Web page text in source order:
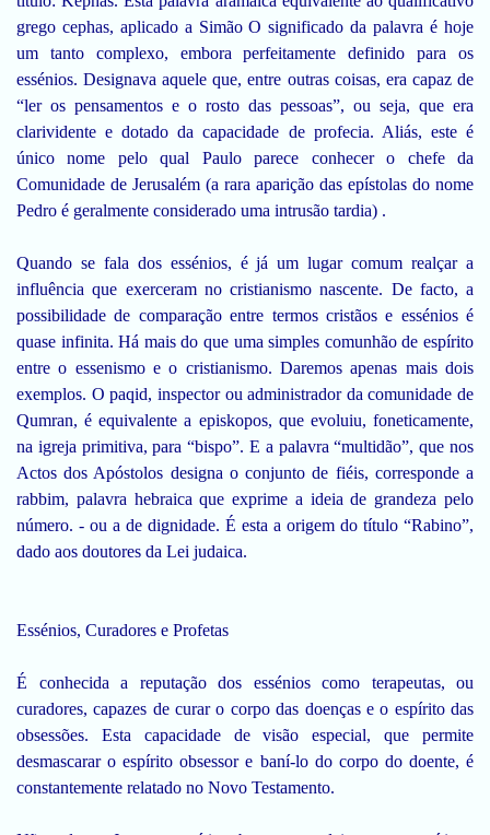
grego cephas, aplicado a Simão O significado da palavra é hoje
um tanto complexo, embora perfeitamente definido para os
essénios. Designava aquele que, entre outras coisas, era capaz de
“ler os pensamentos e o rosto das pessoas”, ou seja, que era
clarividente e dotado da capacidade de profecia. Aliás, este é
único nome pelo qual Paulo parece conhecer o chefe da
Comunidade de Jerusalém (a rara aparição das epístolas do nome
Pedro é geralmente considerado uma intrusão tardia) .
Quando se fala dos essénios, é já um lugar comum realçar a
influência que exerceram no cristianismo nascente. De facto, a
possibilidade de comparação entre termos cristãos e essénios é
quase infinita. Há mais do que uma simples comunhão de espírito
entre o essenismo e o cristianismo. Daremos apenas mais dois
exemplos. O paqid, inspector ou administrador da comunidade de
Qumran, é equivalente a episkopos, que evoluiu, foneticamente,
na igreja primitiva, para “bispo”. E a palavra “multidão”, que nos
Actos dos Apóstolos designa o conjunto de fiéis, corresponde a
rabbim, palavra hebraica que exprime a ideia de grandeza pelo
número. - ou a de dignidade. É esta a origem do título “Rabino”,
dado aos doutores da Lei judaica.
Essénios, Curadores e Profetas
É conhecida a reputação dos essénios como terapeutas, ou
curadores, capazes de curar o corpo das doenças e o espírito das
obsessões. Esta capacidade de visão especial, que permite
desmascarar o espírito obsessor e baní-lo do corpo do doente, é
constantemente relatado no Novo Testamento.